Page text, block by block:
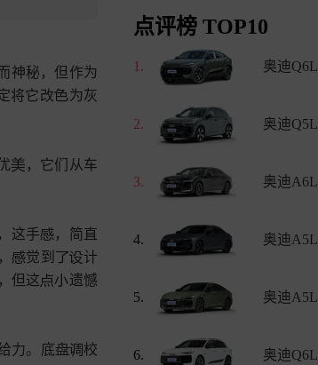
神秘，但作为
将它改为灰
 ，它们从车
这手，简直
，觉到 计
但这遗憾
力。底校
点评榜 TOP10
1.
2. 奥迪Q5L
3. 奥迪A6L
4. 奥迪A5L
5.
6.